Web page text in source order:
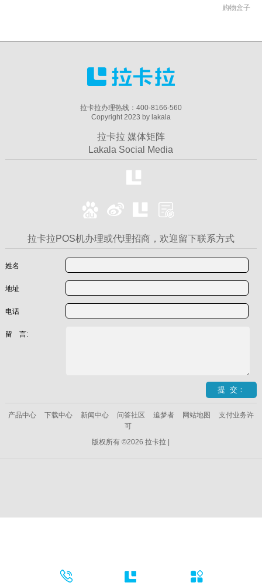
购物盒子
拉卡拉办理热线：400-8166-560
Copyright 2023 by lakala
拉卡拉 媒体矩阵
Lakala Social Media
拉卡拉POS机办理或代理招商，欢迎留下联系方式
姓名
地址
电话
留 言:
产品中心 下载中心 新闻中心 问答社区 追梦者 网站地图
支付业务许
可
版权所有 ©2026 拉卡拉 |